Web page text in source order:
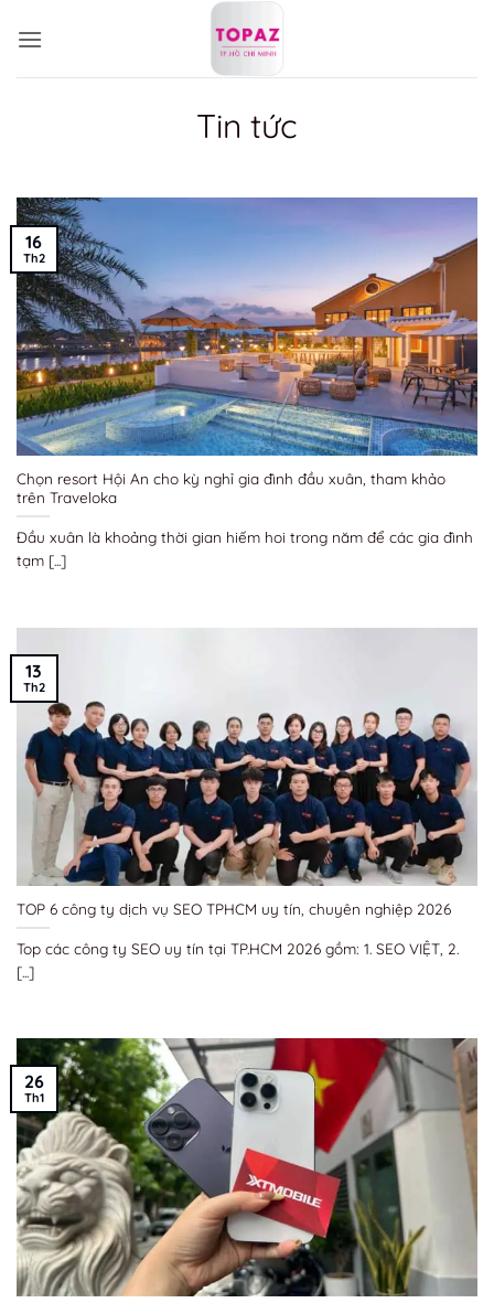
qua
Tin tức
Chọn resort Hội An cho kỳ nghỉ gia đình đầu xuân, tham khảo
trên Traveloka
Đầu xuân là khoảng thời gian hiếm hoi trong năm để các gia đình
tạm [...]
16
Th2
TOP 6 công ty dịch vụ SEO TPHCM uy tín, chuyên nghiệp 2026
Top các công ty SEO uy tín tại TP.HCM 2026 gồm: 1. SEO VIỆT, 2.
[...]
13
Th2
26
Th1